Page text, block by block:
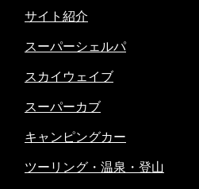
サイト紹介
スーパーシェルパ
スカイウェイブ
スーパーカブ
キャンピングカー
ツーリング・温泉・登山